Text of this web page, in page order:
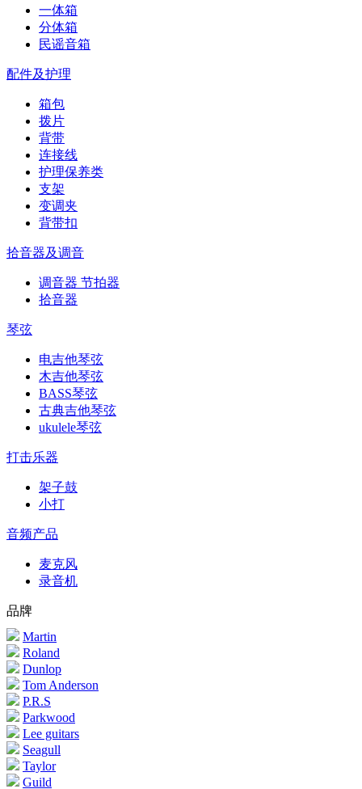
一体箱
分体箱
民谣音箱
配件及护理
箱包
拨片
背带
连接线
护理保养类
支架
变调夹
背带扣
拾音器及调音
调音器 节拍器
拾音器
琴弦
电吉他琴弦
木吉他琴弦
BASS琴弦
古典吉他琴弦
ukulele琴弦
打击乐器
架子鼓
小打
音频产品
麦克风
录音机
品牌
Martin
Roland
Dunlop
Tom Anderson
P.R.S
Parkwood
Lee guitars
Seagull
Taylor
Guild